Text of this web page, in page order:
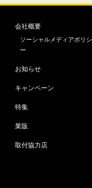
会社概要
ソーシャルメディアポリシ
ー
お知らせ
キャンペーン
特集
業販
取付協力店